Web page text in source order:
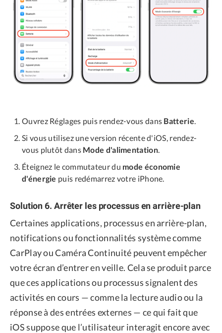
Ouvrez Réglages puis rendez-vous dans Batterie
Si vous utilisez une version récente d'iOS, rendez-
vous plutôt dans Mode d'alimentation.
Éteignez le commutateur du mode économie
d'énergie puis redémarrez votre iPhone.
Solution 6. Arrêter les processus en arrière-plan
Certaines applications, processus en arrière-plan,
notifications ou fonctionnalités système comme
CarPlay ou Caméra Continuité peuvent empêcher
votre écran d’entrer en veille. Cela se produit parce
que ces applications ou processus signalent des
activités en cours — comme la lecture audio ou la
réponse à des entrées externes — ce qui fait que
iOS suppose que l’utilisateur interagit encore avec